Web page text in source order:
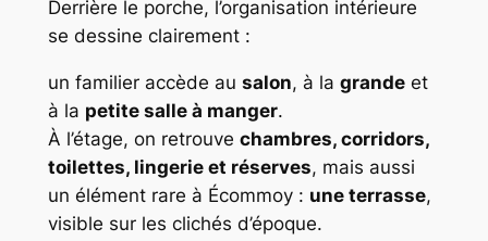
Derrière le porche, l’organisation intérieure
se dessine clairement :
un familier accède au salon, à la grandeet
à la petite salle à manger.
À l’étage, on retrouve chambres, corridors,
toilettes, lingerie et réserves, mais aussi
un élément rare à Écommoy : une terrasse,
visible sur les clichés d’époque.